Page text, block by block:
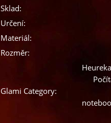
Sklad:
Určení:
Materiál:
Rozměr:
Glami Category: